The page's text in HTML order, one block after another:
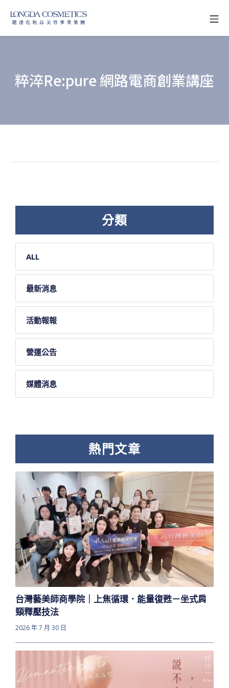
content
龍達化粧品美容事業
粹淬Re:pure 網路電商創業講座
分類
ALL
最新消息
活動報報
營運公告
媒體消息
熱門文章
台灣藝美師商學院｜上焦循環．能量復甦－坐式肩
頸釋壓技法
2026 年 7 月 30 日